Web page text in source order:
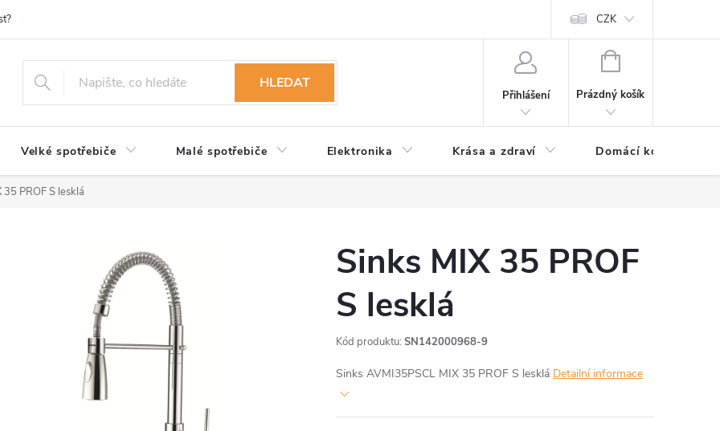
Prohlášení o ochraně osobních údajů
CZK
HLEDAT
Přihlášení
NÁKUPNÍ
Prázdný košík
Velké spotřebiče Malé spotřebiče Elektronika Krása a zdraví Domácí komfort
35 PROF S lesklá
Sinks MIX 35 PROF
S lesklá
Kód produktu: SN142000968-9
Sinks AVMI35PSCL MIX 35 PROF S lesklá Detailní informace